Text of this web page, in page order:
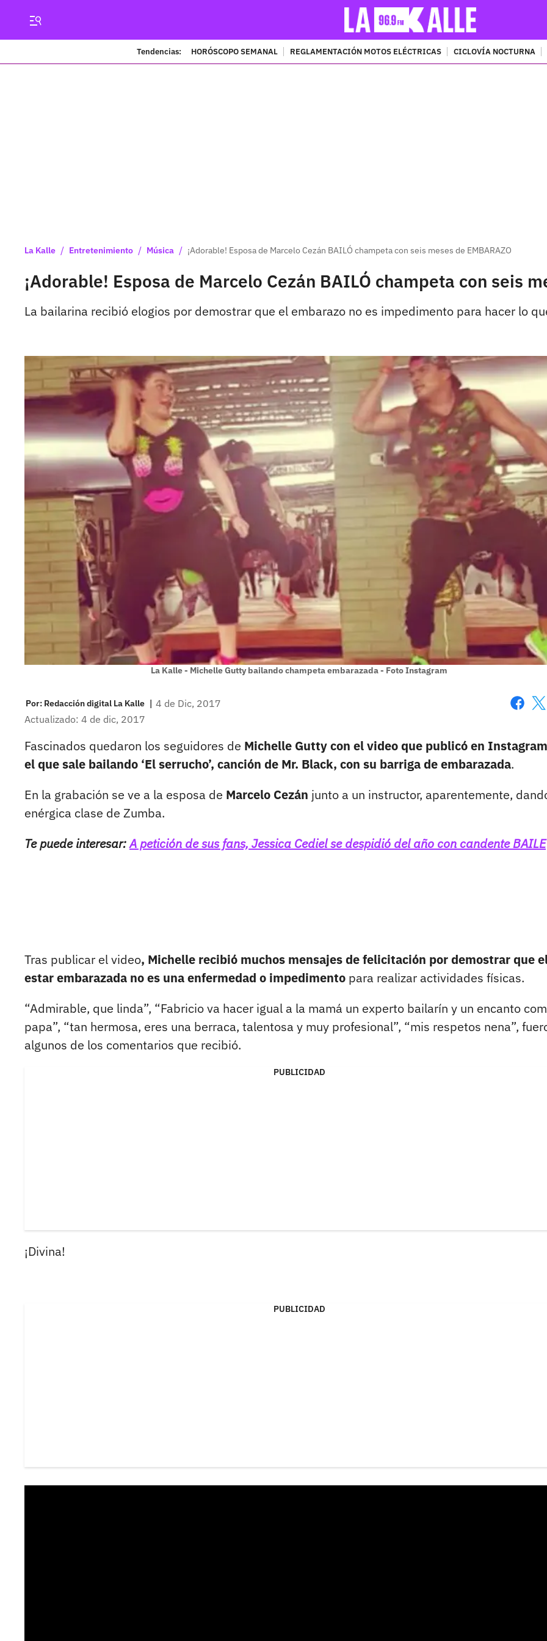
Tendencias: HORÓSCOPO SEMANAL REGLAMENTACIÓN MOTOS ELÉCTRICAS CICLOVÍA NOCTURNA
La Kalle / Entretenimiento / Música / ¡Adorable! Esposa de Marcelo Cezán BAILÓ champeta con seis meses de EMBARAZO
¡Adorable! Esposa de Marcelo Cezán BAILÓ champeta con seis
La bailarina recibió elogios por demostrar que el embarazo no es impedimento para hacer lo
La Kalle - Michelle Gutty bailando champeta embarazada - Foto Instagram
Por: Redacción digital La Kalle | 4 de Dic, 2017
Actualizado: 4 de dic, 2017
Fascinados quedaron los seguidores de Michelle Gutty con el video que publicó en
el que sale bailando ‘El serrucho’, canción de Mr. Black, con su barriga de embarazada.
En la grabación se ve a la esposa de Marcelo Cezán junto a un instructor, aparentemente,
enérgica clase de Zumba.
Te puede interesar:A petición de sus fans, Jessica Cediel se despidió del año con candente BAILE
Tras publicar el video, Michelle recibió muchos mensajes de felicitación por demostrar que
estar embarazada no es una enfermedad o impedimento para realizar actividades físicas.
“Admirable, que linda”, “Fabricio va hacer igual a la mamá un experto bailarín y un encanto
papa”, “tan hermosa, eres una berraca, talentosa y muy profesional”, “mis respetos nena”,
algunos de los comentarios que recibió.
PUBLICIDAD
¡Divina!
PUBLICIDAD